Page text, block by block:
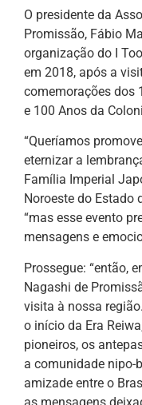
O presidente da
Promissão, Fábio
organização do I
em 2018, após a
comemorações dos
e 100 Anos da
“Queríamos
eternizar a
Família Imperial
Noroeste do Estado
“mas esse evento
mensagens e
Prossegue: “então,
Nagashi de
visita à nossa
o início da Era
pioneiros, os
a comunidade nipo-
amizade entre o